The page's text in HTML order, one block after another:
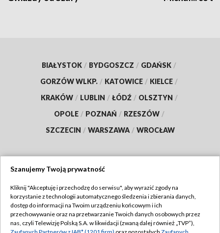
BIAŁYSTOK / BYDGOSZCZ / GDAŃSK /
GORZÓW WLKP. / KATOWICE / KIELCE /
KRAKÓW / LUBLIN / ŁÓDŹ / OLSZTYN /
OPOLE / POZNAŃ / RZESZÓW /
SZCZECIN / WARSZAWA / WROCŁAW
TVP
Abonament TVP
Emisja w TVP
Regulamin TVP
Szanujemy Twoją prywatność
Kliknij "Akceptuję i przechodzę do serwisu", aby wyrazić zgody na
korzystanie z technologii automatycznego śledzenia i zbierania danych,
dostęp do informacji na Twoim urządzeniu końcowym i ich
przechowywanie oraz na przetwarzanie Twoich danych osobowych przez
nas, czyli Telewizję Polską S.A. w likwidacji (zwaną dalej również „TVP”),